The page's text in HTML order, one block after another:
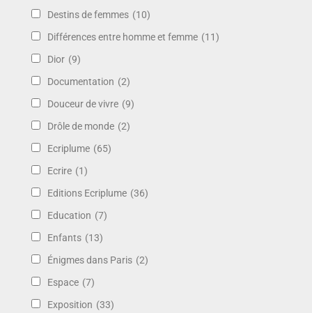
Destins de femmes (10)
Différences entre homme et femme (11)
Dior (9)
Documentation (2)
Douceur de vivre (9)
Drôle de monde (2)
Ecriplume (65)
Ecrire (1)
Editions Ecriplume (36)
Education (7)
Enfants (13)
Énigmes dans Paris (2)
Espace (7)
Exposition (33)